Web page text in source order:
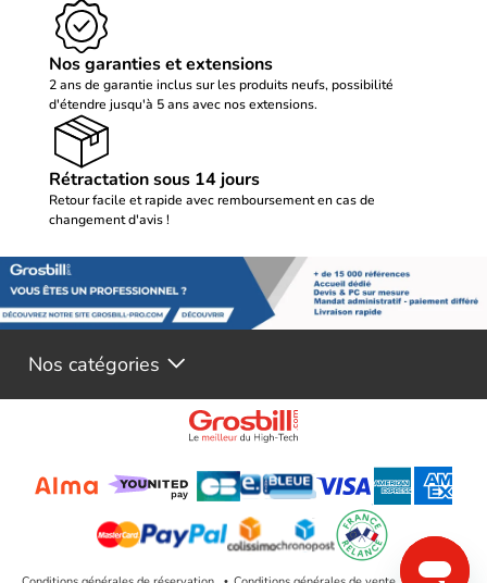
Nos garanties et extensions
2 ans de garantie inclus sur les produits neufs, possibilité
d'étendre jusqu'à 5 ans avec nos extensions.
Rétractation sous 14 jours
Retour facile et rapide avec remboursement en cas de
changement d'avis !
Nos catégories